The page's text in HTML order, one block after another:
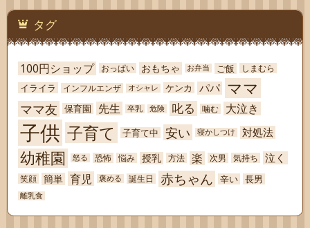
タグ
100円ショップ おっぱい おもちゃ お弁当 ご飯 しまむら
イライラ インフルエンザ オシャレ ケンカ パパ ママ
ママ友 保育園 先生 卒乳 危険 叱る 噛む 大泣き
子供 子育て 子育て中 安い 寝かしつけ 対処法
幼稚園 怒る 恐怖 悩み 授乳 方法 楽 次男 気持ち 泣く
笑顔 簡単 育児 褒める 誕生日 赤ちゃん 辛い 長男
離乳食